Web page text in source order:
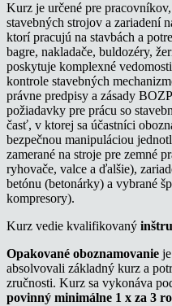
Kurz je určené pre
stavebných strojov a zariadení
ktorí pracujú na stavbách a
bagre, nakladače, buldozéry,
poskytuje komplexné
kontrole stavebných
právne predpisy a zásady
požiadavky pre prácu so
časť, v ktorej sa účastníci
bezpečnou manipuláciou
zamerané na stroje pre zemné
ryhovače, valce a ďalšie),
betónu (betonárky) a vybrané
kompresory).
Kurz vedie kvalifikovaný
Opakované oboznamovanie
absolvovali základný kurz a
zručnosti. Kurz sa vykonáva
povinný minimálne 1 x za 3